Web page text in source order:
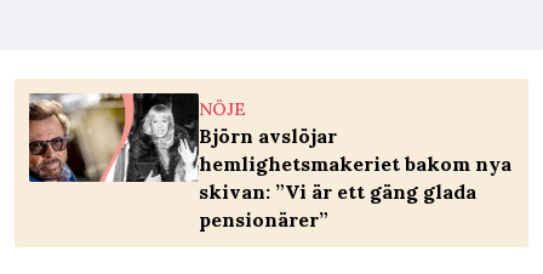
NÖJE
Björn avslöjar
hemlighetsmakeriet bakom nya
skivan: ”Vi är ett gäng glada
pensionärer”